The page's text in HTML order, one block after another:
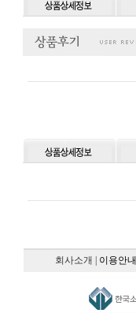
회사소개 이용안내